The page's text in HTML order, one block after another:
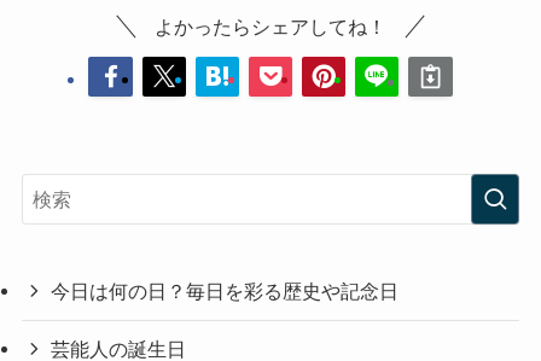
よかったらシェアしてね！
今日は何の日？毎日を彩る歴史や記念日
芸能人の誕生日